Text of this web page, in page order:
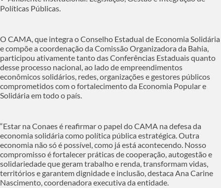
Políticas Públicas.
O CAMA, que integra o Conselho Estadual de Economia Solidária
e compõe a coordenação da Comissão Organizadora da Bahia,
participou ativamente tanto das Conferências Estaduais quanto
desse processo nacional, ao lado de empreendimentos
econômicos solidários, redes, organizações e gestores públicos
comprometidos com o fortalecimento da Economia Popular e
Solidária em todo o país.
“Estar na Conaes é reafirmar o papel do CAMA na defesa da
economia solidária como política pública estratégica. Outra
economia não só é possível, como já está acontecendo. Nosso
compromisso é fortalecer práticas de cooperação, autogestão e
solidariedade que geram trabalho e renda, transformam vidas,
territórios e garantem dignidade e inclusão, destaca Ana Carine
Nascimento, coordenadora executiva da entidade.